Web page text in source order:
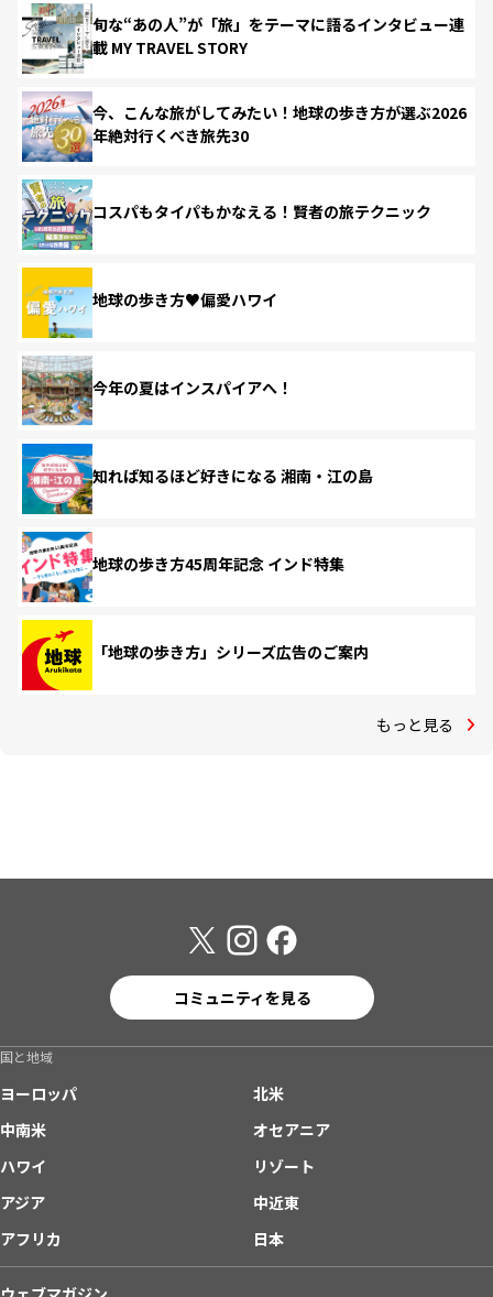
旬な“あの人”が「旅」をテーマに語るインタビュー連
載 MY TRAVEL STORY
今、こんな旅がしてみたい！地球の歩き方が選ぶ2026
年絶対行くべき旅先30
コスパもタイパもかなえる！賢者の旅テクニック
地球の歩き方♥偏愛ハワイ
今年の夏はインスパイアへ！
知れば知るほど好きになる 湘南・江の島
地球の歩き方45周年記念 インド特集
「地球の歩き方」シリーズ広告のご案内
もっと見る
コミュニティを見る
国と地域
ヨーロッパ
北米
中南米
オセアニア
ハワイ
リゾート
アジア
中近東
アフリカ
日本